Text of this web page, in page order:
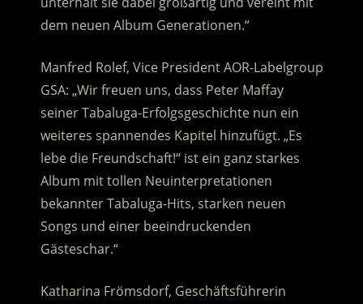
dem neuen Album Generationen.“
Manfred Rolef, Vice President AOR-Labelgroup
GSA: „Wir freuen uns, dass Peter Maffay
seiner Tabaluga-Erfolgsgeschichte nun ein
weiteres spannendes Kapitel hinzufügt. „Es
lebe die Freundschaft!“ ist ein ganz starkes
Album mit tollen Neuinterpretationen
bekannter Tabaluga-Hits, starken neuen
Songs und einer beeindruckenden
Gästeschar.“
Katharina Frömsdorf, Geschäftsführerin